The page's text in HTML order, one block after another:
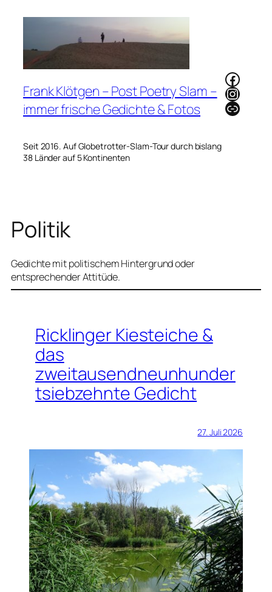
Frank Klötgen – Post Poetry Slam –
immer frische Gedichte & Fotos
Seit 2016. Auf Globetrotter-Slam-Tour durch bislang
38 Länder auf 5 Kontinenten
Link
Politik
Gedichte mit politischem Hintergrund oder
entsprechender Attitüde.
Ricklinger Kiesteiche &
das
zweitausendneunhunder
tsiebzehnte Gedicht
27. Juli 2026